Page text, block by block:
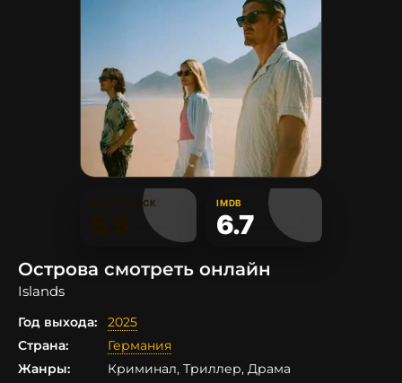
КИНОПОИСК IMDB
6.7
Острова смотреть онлайн
Islands
Год выхода:
2025
Страна:
Германия
Жанры:
Криминал, Триллер, Драма